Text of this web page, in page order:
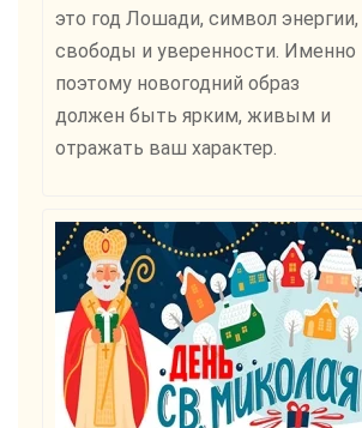
это год Лошади, символ энергии,
свободы и уверенности. Именно
поэтому новогодний образ
должен быть ярким, живым и
отражать ваш характер.